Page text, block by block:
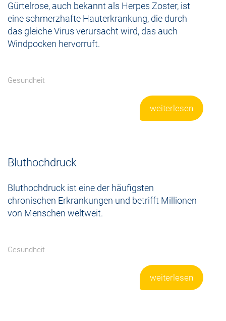
Gürtelrose, auch bekannt als Herpes Zoster, ist
eine schmerzhafte Hauterkrankung, die durch
das gleiche Virus verursacht wird, das auch
Windpocken hervorruft.
Gesundheit
weiterlesen
Bluthochdruck
Bluthochdruck ist eine der häufigsten
chronischen Erkrankungen und betrifft Millionen
von Menschen weltweit.
Gesundheit
weiterlesen